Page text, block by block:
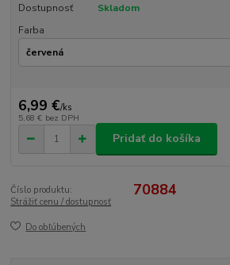
Dostupnosť
Skladom
Farba
6,99 €/ks
5,68 € bez DPH
Pridať do košíka
Číslo produktu: 70884
Strážiť cenu / dostupnosť
Do obľúbených